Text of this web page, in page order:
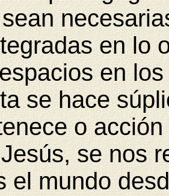
en lo
en
se hace
o
se nos
el mundo